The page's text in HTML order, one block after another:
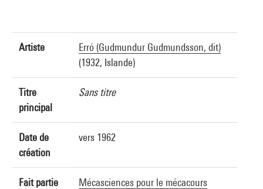
Artiste
Erró (Gudmundur Gudmundsson, dit)
(1932, Islande)
Titre
principal
Sans titre
Date de
création
vers 1962
Fait partie
Mécasciences pour le mécacours